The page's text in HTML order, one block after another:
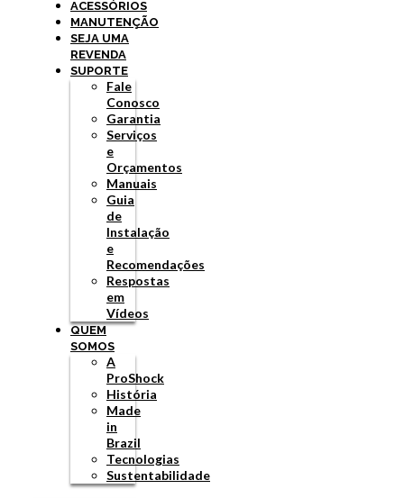
ACESSÓRIOS
MANUTENÇÃO
SEJA UMA
REVENDA
SUPORTE
Fale
Conosco
Garantia
Serviços
e
Orçamentos
Manuais
Guia
de
Instalação
e
Recomendações
Respostas
em
Vídeos
QUEM
SOMOS
A
ProShock
História
Made
in
Brazil
Tecnologias
Sustentabilidade